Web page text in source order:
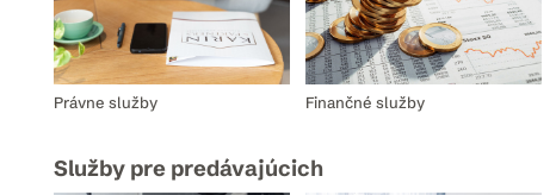
Právne služby Finančné služby
Služby pre predávajúcich